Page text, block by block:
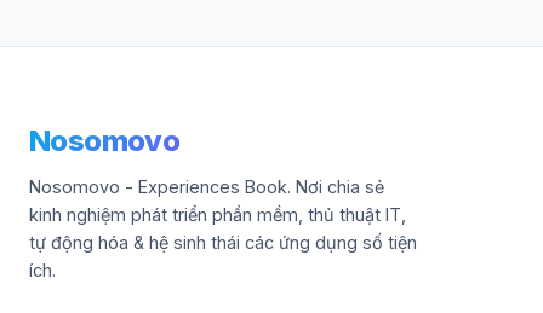
Nosomovo
Nosomovo - Experiences Book. Nơi chia sẻ
kinh nghiệm phát triển phần mềm, thủ thuật IT,
tự động hóa & hệ sinh thái các ứng dụng số tiện
ích.